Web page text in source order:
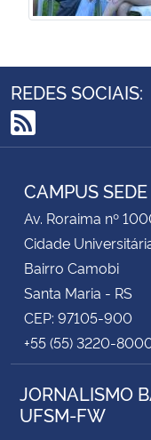
REDES SOCIAIS:
RSS
CAMPUS SEDE
Av. Roraima nº
Cidade
Bairro Camobi
Santa Maria - RS
CEP: 97105-900
+55 (55) 3220-
JORNALISMO
UFSM-FW